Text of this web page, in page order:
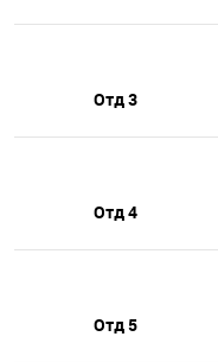
Отд 3
Отд 4
Отд 5